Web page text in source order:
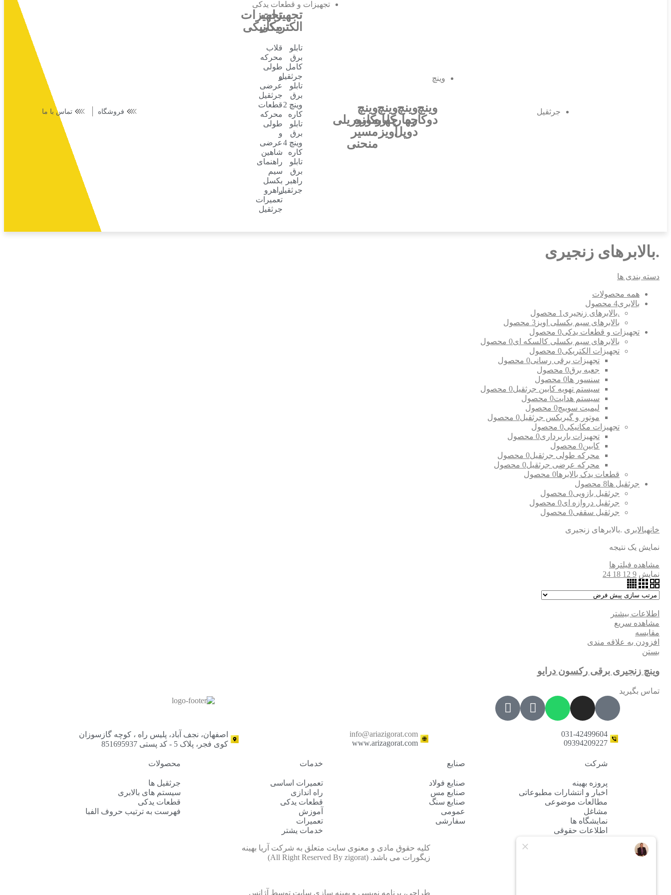
جرثقیل
وینچ
وینچ
دوکاره
وینچ
چهارکاره
دوپل
وینچ
چهارکاره
آویز
وینچ
مونوریلی
مسیر
منحنی
تجهیزات و قطعات یدکی
تجهیزات
الکتریکی
تابلو
برق
کامل
جرثقیل
تابلو
برق
وینچ 2
کاره
تابلو
برق
وینچ 4
کاره
تابلو
برق
راهبر
جرثقیل
تجهیزات
مکانیکی
قلاب
محرکه
طولی
و
عرضی
جرثقیل
قطعات
محرکه
طولی
و
عرضی
شاهین
راهنمای
سیم
بکسل
راهرو
تعمیرات
جرثقیل
فروشگاه تماس با ما
.بالابرهای زنجیری
دسته بندی ها
همه محصولات
بالابری4 محصول
.بالابرهای زنجیری1 محصول
بالابرهای سیم بکسلی اویز 3 محصول
تجهیزات و قطعات یدکی0 محصول
بالابرهای سیم بکسلی کالسکه ای0 محصول
تجهیزات الکتریکی0 محصول
تجهیزات برقی رسانی0 محصول
جعبه برق0 محصول
سنسور ها0 محصول
سیستم تهویه کابین جرثقیل0 محصول
سیستم هدایت0 محصول
لیمیت سوییچ0 محصول
موتور و گیربکس جرثقیل0 محصول
تجهیزات مکانیکی0 محصول
تجهیزات باربرداری0 محصول
کابین0 محصول
محرکه طولی جرثقیل0 محصول
محرکه عرضی جرثقیل0 محصول
قطعات یدک بالابرها0 محصول
جرثقیل ها8 محصول
جرثقیل بازویی0 محصول
جرثقیل دروازه ای0 محصول
جرثقیل سقفی0 محصول
خانهبالابری .بالابرهای زنجیری
نمایش یک نتیجه
مشاهده فیلترها
نمایش 9
12
18
24
اطلاعات بیشتر
مشاهده سریع
مقایسه
افزودن به علاقه مندی
بستن
وینچ زنجیری برقی رکسون درایو
تماس بگیرید
031-42499604
09394209227
info@ariazigorat.com
www.arizagorat.com
اصفهان، نجف آباد، پلیس راه ، کوچه گازسوزان
کوی فجر، پلاک 5 - کد پستی 851695937
شرکت
پروزه بهینه
اخبار و انتشارات مطبوعاتی
مطالعات موضوعی
مشاغل
نمایشگاه ها
اطلاعات حقوقی
صنایع
صنایع فولاد
صنایع مس
صنایع سنگ
عمومی
سفارشی
خدمات
تعمیرات اساسی
راه اندازی
قطعات یدکی
آموزش
تعمیرات
خدمات یشتر
محصولات
جرثقیل ها
سیستم های بالابری
قطعات یدکی
فهرست به ترتیب حروف الفبا
کلیه حقوق مادی و معنوی سایت متعلق به شرکت آریا بهینه
زیگورات می باشد. (All Right Reserved By zigorat)
طراحی، برنامه نویسی و بهینه سازی سایت توسط آژانس